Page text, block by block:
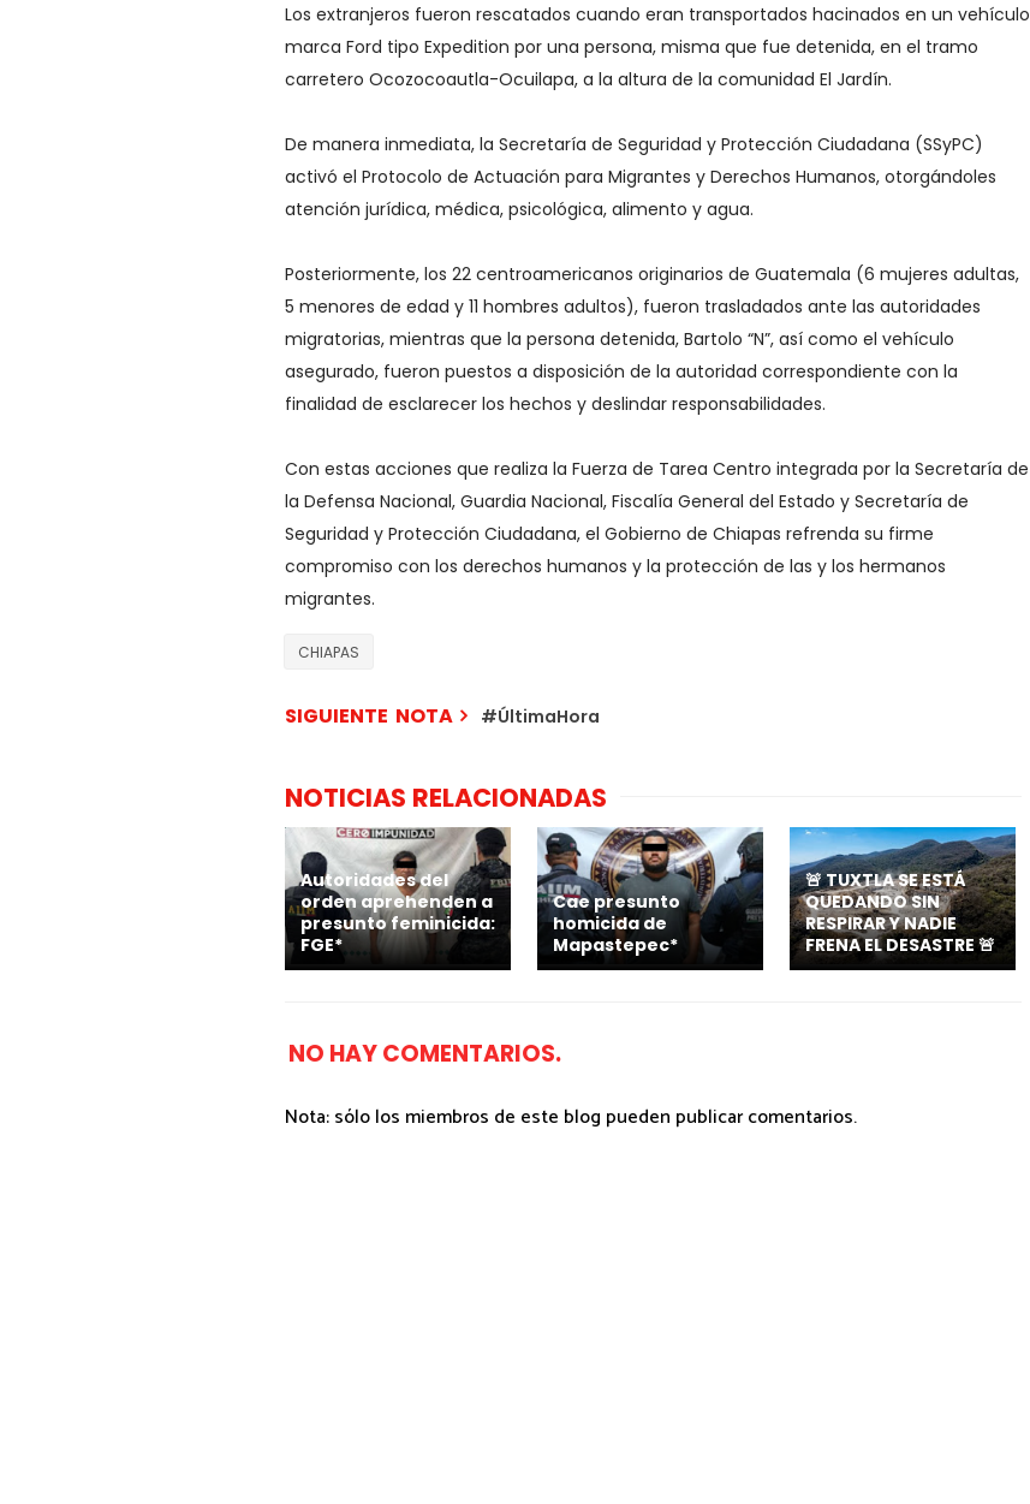
Los extranjeros fueron rescatados cuando eran transportados hacinados en un vehículo
marca Ford tipo Expedition por una persona, misma que fue detenida, en el tramo
carretero Ocozocoautla-Ocuilapa, a la altura de la comunidad El Jardín.
De manera inmediata, la Secretaría de Seguridad y Protección Ciudadana (SSyPC)
activó el Protocolo de Actuación para Migrantes y Derechos Humanos, otorgándoles
atención jurídica, médica, psicológica, alimento y agua.
Posteriormente, los 22 centroamericanos originarios de Guatemala (6 mujeres adultas,
5 menores de edad y 11 hombres adultos), fueron trasladados ante las autoridades
migratorias, mientras que la persona detenida, Bartolo “N”, así como el vehículo
asegurado, fueron puestos a disposición de la autoridad correspondiente con la
finalidad de esclarecer los hechos y deslindar responsabilidades.
Con estas acciones que realiza la Fuerza de Tarea Centro integrada por la Secretaría de
la Defensa Nacional, Guardia Nacional, Fiscalía General del Estado y Secretaría de
Seguridad y Protección Ciudadana, el Gobierno de Chiapas refrenda su firme
compromiso con los derechos humanos y la protección de las y los hermanos
migrantes.
CHIAPAS
SIGUIENTE NOTA #ÚltimaHora
NOTICIAS RELACIONADAS
Autoridades del
orden aprehenden a
presunto feminicida:
FGE*
Cae presunto
homicida de
Mapastepec*
🚨 TUXTLA SE ESTÁ
QUEDANDO SIN
RESPIRAR Y NADIE
FRENA EL DESASTRE 🚨
NO HAY COMENTARIOS.
Nota: sólo los miembros de este blog pueden publicar comentarios.